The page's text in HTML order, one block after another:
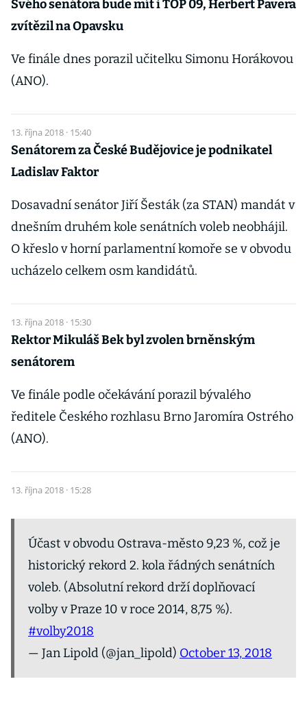
Svého senátora bude mít i TOP 09, Herbert Pavera
zvítězil na Opavsku
Ve finále dnes porazil učitelku Simonu Horákovou
(ANO).
13. října 2018 · 15:40
Senátorem za České Budějovice je podnikatel
Ladislav Faktor
Dosavadní senátor Jiří Šesták (za STAN) mandát v
dnešním druhém kole senátních voleb neobhájil.
O křeslo v horní parlamentní komoře se v obvodu
ucházelo celkem osm kandidátů.
13. října 2018 · 15:30
Rektor Mikuláš Bek byl zvolen brněnským
senátorem
Ve finále podle očekávání porazil bývalého
ředitele Českého rozhlasu Brno Jaromíra Ostrého
(ANO).
13. října 2018 · 15:28
Účast v obvodu Ostrava-město 9,23 %, což je
historický rekord 2. kola řádných senátních
voleb. (Absolutní rekord drží doplňovací
volby v Praze 10 v roce 2014, 8,75 %).
#volby2018
— Jan Lipold (@jan_lipold) October 13, 2018